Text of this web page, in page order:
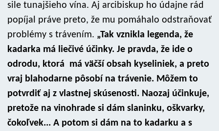
sile tunajšieho vína. Aj arcibiskup ho údajne rád
popíjal práve preto, že mu pomáhalo odstraňovať
problémy s trávením. „Tak vznikla legenda, že
kadarka má liečivé účinky. Je pravda, že ide o
odrodu, ktorá má väčší obsah kyseliniek, a preto
vraj blahodarne pôsobí na trávenie. Môžem to
potvrdiť aj z vlastnej skúsenosti. Naozaj účinkuje,
pretože na vinohrade si dám slaninku, oškvarky,
čokoľvek... A potom si dám na to kadarku a s